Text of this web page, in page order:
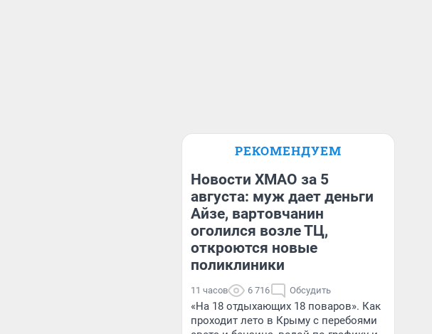
РЕКОМЕНДУЕМ
Новости ХМАО за 5
августа: муж дает деньги
Айзе, вартовчанин
оголился возле ТЦ,
откроются новые
поликлиники
11 часов 6 716 Обсудить
«На 18 отдыхающих 18 поваров». Как
проходит лето в Крыму с перебоями